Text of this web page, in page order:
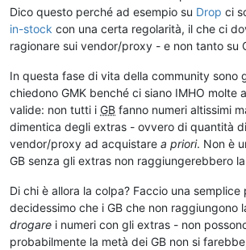
Dico questo perché ad esempio su Drop ci
in-stock con una certa regolarità, il che ci
ragionare sui vendor/proxy - e non tanto su
In questa fase di vita della community sono
chiedono GMK benché ci siano IMHO molte
valide: non tutti i GB fanno numeri altissimi
dimentica degli extras - ovvero di quantità
vendor/proxy ad acquistare a priori. Non è
GB senza gli extras non raggiungerebbero la
Di chi è allora la colpa? Faccio una
decidessimo che i GB che non raggiungono
drogare i numeri con gli extras - non
probabilmente la metà dei GB non si